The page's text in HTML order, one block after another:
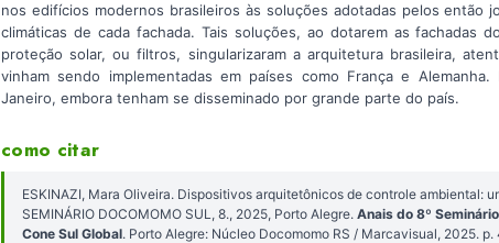
nos edifícios modernos brasileiros às soluções adotadas pelos então
climáticas de cada fachada. Tais soluções, ao dotarem as fachadas
proteção solar, ou filtros, singularizaram a arquitetura brasileira,
vinham sendo implementadas em países como França e
Janeiro, embora tenham se disseminado por grande parte do país.
como citar
ESKINAZI, Mara Oliveira. Dispositivos arquitetônicos de controle ambiental:
SEMINÁRIO DOCOMOMO SUL, 8., 2025, Porto Alegre. Anais do 8º
Cone Sul Global. Porto Alegre: Núcleo Docomomo RS / Marcavisual, 2025.